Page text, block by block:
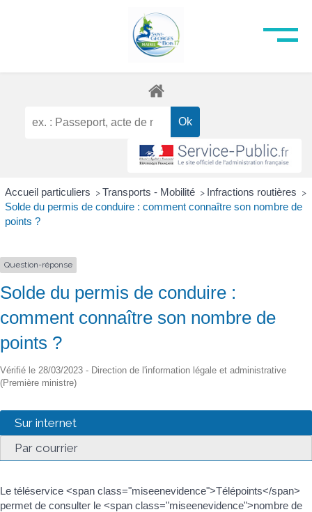
Accueil particuliers > Transports - Mobilité > Infractions routières >
Solde du permis de conduire : comment connaître son nombre de
points ?
Question-réponse
Solde du permis de conduire :
comment connaître son nombre de
points ?
Vérifié le 28/03/2023 - Direction de l'information légale et administrative
(Première ministre)
Sur internet
Par courrier
Le téléservice <span class="miseenevidence">Télépoints</span>
permet de consulter le <span class="miseenevidence">nombre de